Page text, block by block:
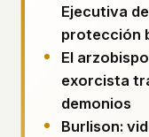
Expedientes
Politicians
Enviar un Informe
✕User accounts
HOW IT WORKS
This is a static
HTML file
you read an
executes. No
built. No
Ejecutiva
protección
El
exorcista
demonios
Burlison: